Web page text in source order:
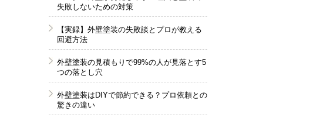
失敗しないための対策
【実録】外壁塗装の失敗談とプロが教える
回避方法
外壁塗装の見積もりで99%の人が見落とす5
つの落とし穴
外壁塗装はDIYで節約できる？プロ依頼との
驚きの違い